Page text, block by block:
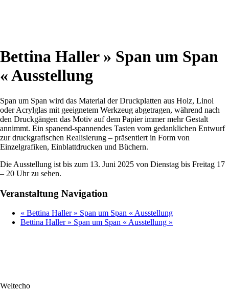
Bettina Haller » Span um Span
« Ausstellung
Span um Span wird das Material der Druckplatten aus Holz, Linol
oder Acrylglas mit geeignetem Werkzeug abgetragen, während nach
den Druckgängen das Motiv auf dem Papier immer mehr Gestalt
annimmt. Ein spanend-spannendes Tasten vom gedanklichen Entwurf
zur druckgrafischen Realisierung – präsentiert in Form von
Einzelgrafiken, Einblattdrucken und Büchern.
Die Ausstellung ist bis zum 13. Juni 2025 von Dienstag bis Freitag 17
– 20 Uhr zu sehen.
Veranstaltung Navigation
« Bettina Haller » Span um Span « Ausstellung
Bettina Haller » Span um Span « Ausstellung »
Weltecho